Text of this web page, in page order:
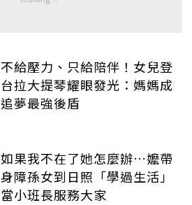
不給壓力、只給陪伴！女兒登
台拉大提琴耀眼發光：媽媽成
追夢最強後盾
如果我不在了她怎麼辦…嬤帶
身障孫女到日照「學過生活」
當小班長服務大家